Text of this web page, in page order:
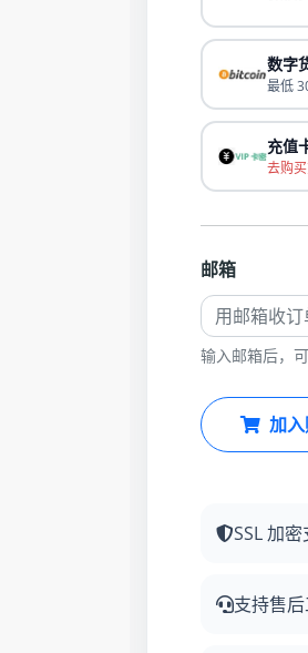
数字
最低
充值
去购买
邮箱
输入邮箱后，
加
SSL 加
支持售